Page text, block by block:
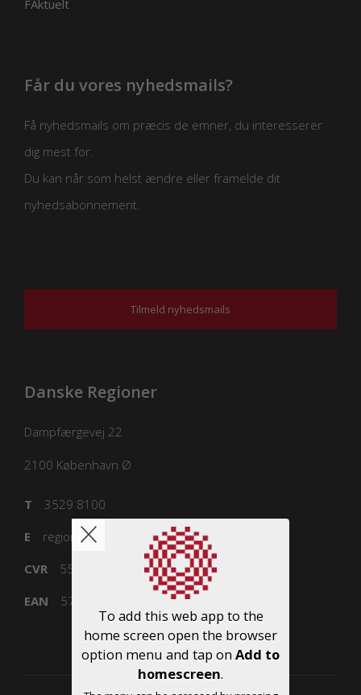
FAktuelt
Får du vores nyhedsmails?
Få nyhedsmails om præcis de emner, du interesserer
dig mest for.
Du kan når som helst ændre eller framelde dit
nyhedsabonnement.
Tilmeld nyhedsmails
Danske Regioner
Dampfærgevej 22
2100 København Ø
3529 8100
T
regioner@regioner.dk
E
55832218
CVR
5798000016477
EAN
To add this web app to the
home screen open the browser
option menu and tap on Add to
homescreen.